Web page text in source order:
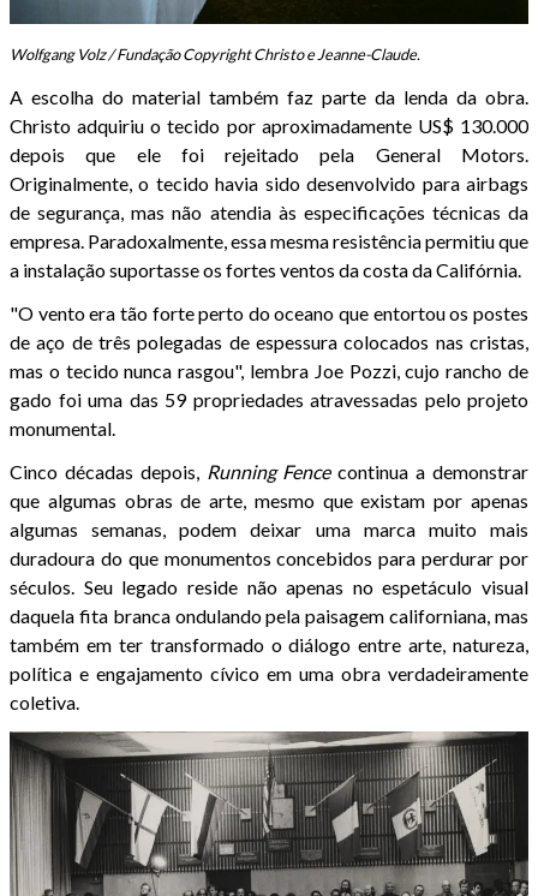
Wolfgang Volz / Fundação Copyright Christo e Jeanne-Claude.
A escolha do material também faz parte da lenda da obra.
Christo adquiriu o tecido por aproximadamente US$ 130.000
depois que ele foi rejeitado pela General Motors.
Originalmente, o tecido havia sido desenvolvido para airbags
de segurança, mas não atendia às especificações técnicas da
empresa. Paradoxalmente, essa mesma resistência permitiu que
a instalação suportasse os fortes ventos da costa da Califórnia.
"O vento era tão forte perto do oceano que entortou os postes
de aço de três polegadas de espessura colocados nas cristas,
mas o tecido nunca rasgou", lembra Joe Pozzi, cujo rancho de
gado foi uma das 59 propriedades atravessadas pelo projeto
monumental.
Cinco décadas depois, Running Fencecontinua a demonstrar
que algumas obras de arte, mesmo que existam por apenas
algumas semanas, podem deixar uma marca muito mais
duradoura do que monumentos concebidos para perdurar por
séculos. Seu legado reside não apenas no espetáculo visual
daquela fita branca ondulando pela paisagem californiana, mas
também em ter transformado o diálogo entre arte, natureza,
política e engajamento cívico em uma obra verdadeiramente
coletiva.